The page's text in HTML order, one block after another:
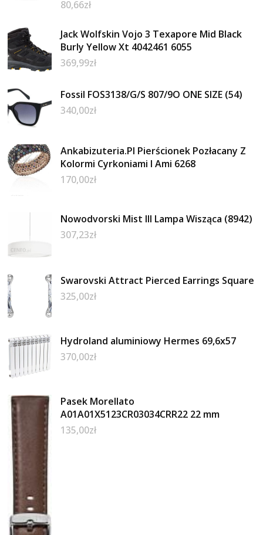
80,66zł
Jack Wolfskin Vojo 3 Texapore Mid Black
Burly Yellow Xt 4042461 6055
369,99zł
Fossil FOS3138/G/S 807/9O ONE SIZE (54)
340,00zł
Ankabizuteria.Pl Pierścionek Pozłacany Z
Kolormi Cyrkoniami I Ami 6268
170,00zł
Nowodvorski Mist III Lampa Wisząca (8942)
307,23zł
Swarovski Attract Pierced Earrings Square
325,00zł
Hydroland aluminiowy Hermes 69,6x57
370,00zł
Pasek Morellato
A01A01X5123CR03034CRR22 22 mm
135,00zł